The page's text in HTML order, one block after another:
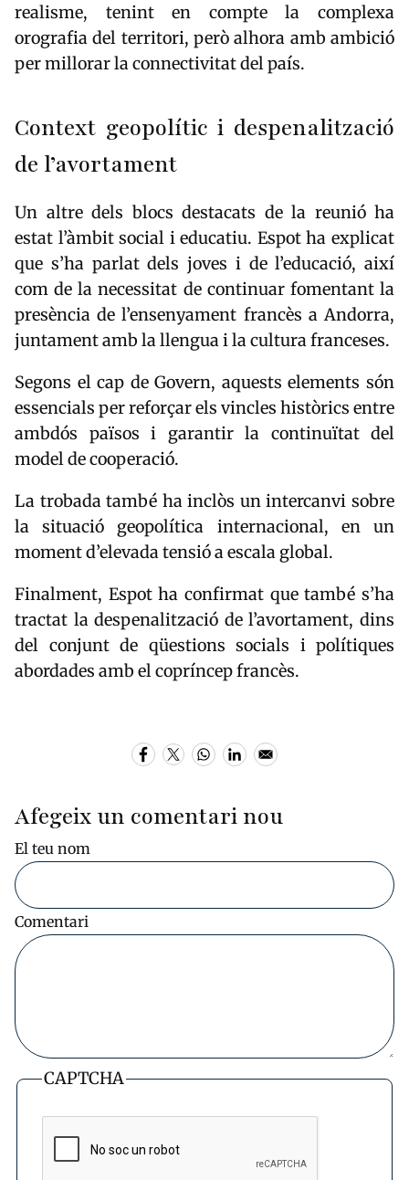
realisme, tenint en compte la complexa
orografia del territori, però alhora amb ambició
per millorar la connectivitat del país.
Context geopolític i despenalització
de l’avortament
Un altre dels blocs destacats de la reunió ha
estat l’àmbit social i educatiu. Espot ha explicat
que s’ha parlat dels joves i de l’educació, així
com de la necessitat de continuar fomentant la
presència de l’ensenyament francès a Andorra,
juntament amb la llengua i la cultura franceses.
Segons el cap de Govern, aquests elements són
essencials per reforçar els vincles històrics entre
ambdós països i garantir la continuïtat del
model de cooperació.
La trobada també ha inclòs un intercanvi sobre
la situació geopolítica internacional, en un
moment d’elevada tensió a escala global.
Finalment, Espot ha confirmat que també s’ha
tractat la despenalització de l’avortament, dins
del conjunt de qüestions socials i polítiques
abordades amb el copríncep francès.
Afegeix un comentari nou
El teu nom
Comentari
CAPTCHA